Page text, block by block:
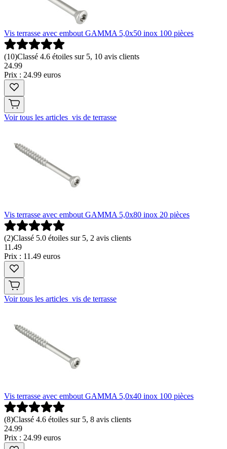
Vis terrasse avec embout GAMMA 5,0x50 inox 100 pièces
(10)Classé 4.6 étoiles sur 5, 10 avis clients
24.99
Prix : 24.99 euros
Voir tous les articles vis de terrasse
Vis terrasse avec embout GAMMA 5,0x80 inox 20 pièces
(2)Classé 5.0 étoiles sur 5, 2 avis clients
11 .49
Prix : 11.49 euros
Voir tous les articles vis de terrasse
Vis terrasse avec embout GAMMA 5,0x40 inox 100 pièces
(8)Classé 4.6 étoiles sur 5, 8 avis clients
24.99
Prix : 24.99 euros